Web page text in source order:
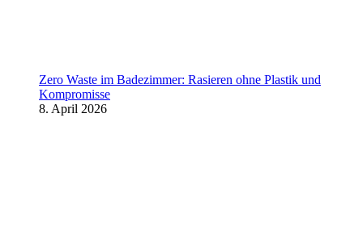
Zero Waste im Badezimmer: Rasieren ohne Plastik und
Kompromisse
8. April 2026